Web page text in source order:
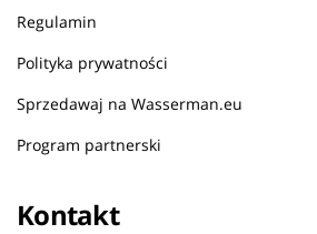
Regulamin
Polityka prywatności
Sprzedawaj na Wasserman.eu
Program partnerski
Kontakt